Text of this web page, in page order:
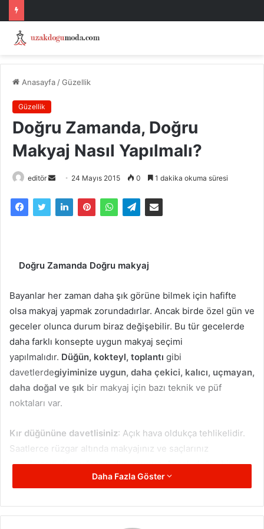
Anasayfa /Güzellik
Güzellik
Doğru Zamanda, Doğru
Makyaj Nasıl Yapılmalı?
editör
Bir
posta
24 Mayıs 2015 0 1 dakika okuma süresi
Doğru Zamanda Doğru makyaj
Bayanlar her zaman daha şık görüne bilmek için hafifte
olsa makyaj yapmak zorundadırlar. Ancak birde özel gün ve
geceler olunca durum biraz değişebilir. Bu tür gecelerde
daha farklı konsepte uygun makyaj seçimi
yapılmalıdır. Düğün, kokteyl, toplantı gibi
davetlerdegiyiminize uygun, daha çekici, kalıcı, uçmayan,
daha doğal ve şık bir makyaj için bazı teknik ve püf
noktaları var.
Kır düğününe davetlisiniz: Açık hava oldukça tehlikelidir.
Saatlerce rüzgar altında makyajınız ve saçlarınız
bozulmasın diye uğraşıp durursunuz. Ancak doğru bir
makyaj ve saç modeli seçimi tercih ederseniz tüm geceyi
Daha Fazla Göster